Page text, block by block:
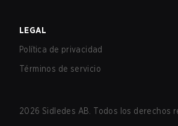
LEGAL
Política de privacidad
Términos de servicio
2026 Sidledes AB. Todos los derechos